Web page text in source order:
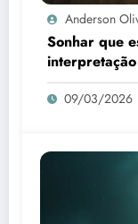
Anderson
Sonhar que
09/03/2026